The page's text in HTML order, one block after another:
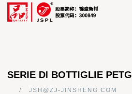
SERIE DI BOTTIGLIE PETG
JSH@ZJ-JINSHENG.COM